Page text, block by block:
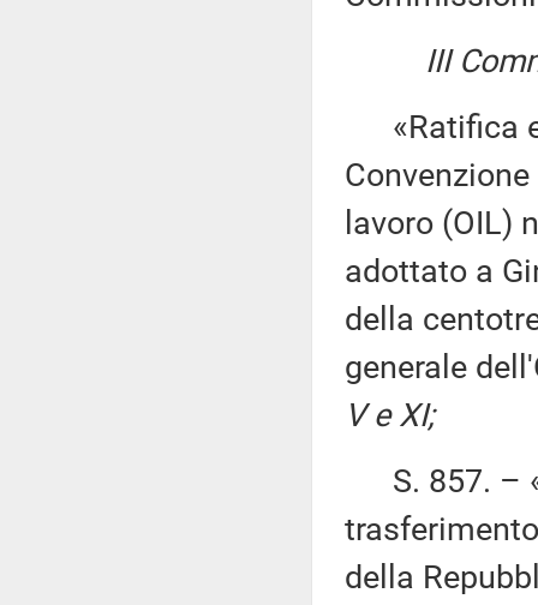
III
«Ratifica
lavoro (OIL)
adottato a
della
generale
V e XI;
S. 857. –
della